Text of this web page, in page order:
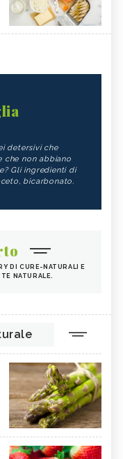
detersivi che
che non abbiano
Gli ingredienti di
bicarbonato.
DI CURE-NATURALI E
NATURALE.